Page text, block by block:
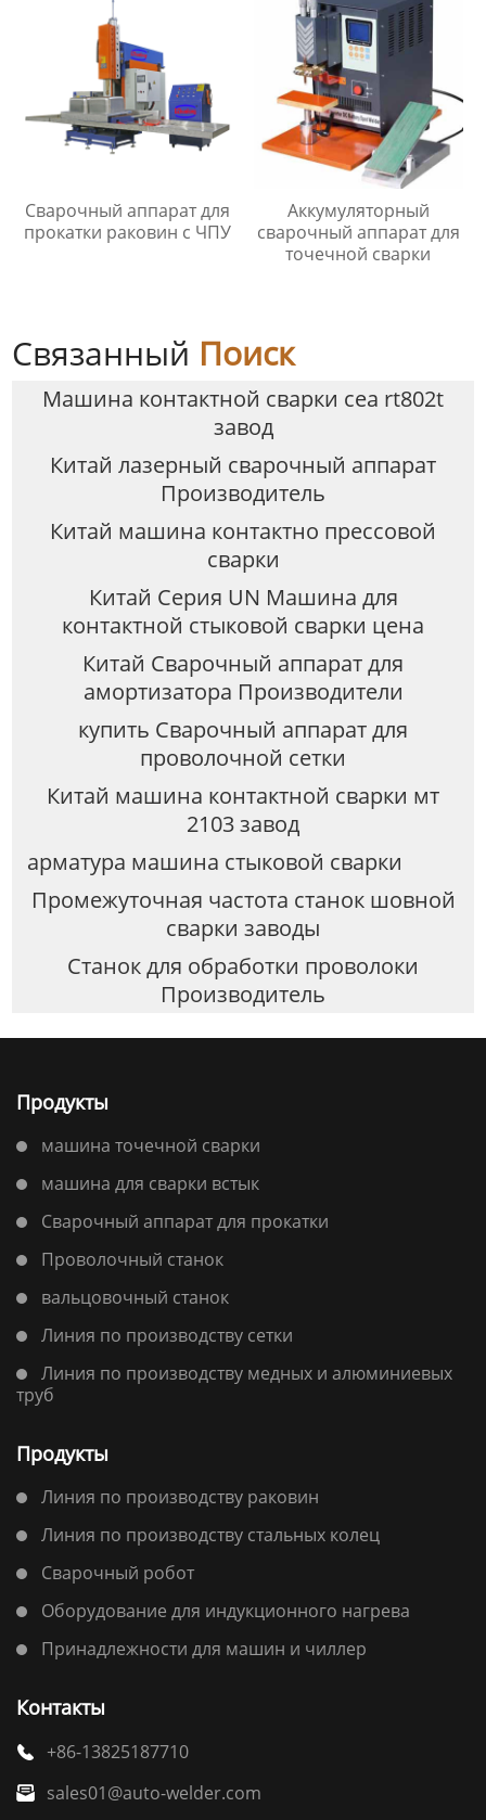
Сварочный аппарат для
прокатки раковин с ЧПУ
Аккумуляторный
сварочный аппарат для
точечной сварки
Связанный Поиск
Машина контактной сварки cea rt802t
завод
Китай лазерный сварочный аппарат
Производитель
Китай машина контактно прессовой
сварки
Китай Серия UN Машина для
контактной стыковой сварки цена
Китай Сварочный аппарат для
амортизатора Производители
купить Сварочный аппарат для
проволочной сетки
Китай машина контактной сварки мт
2103 завод
арматура машина стыковой сварки
Промежуточная частота станок шовной
сварки заводы
Станок для обработки проволоки
Производитель
Продукты
машина точечной сварки
машина для сварки встык
Сварочный аппарат для прокатки
Проволочный станок
вальцовочный станок
Линия по производству сетки
Линия по производству медных и алюминиевых
труб
Продукты
Линия по производству раковин
Линия по производству стальных колец
Сварочный робот
Оборудование для индукционного нагрева
Принадлежности для машин и чиллер
Контакты
 +86-13825187710
 sales01@auto-welder.com